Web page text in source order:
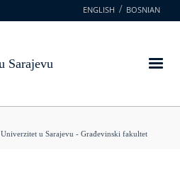
ENGLISH BOSNIAN
Sarajevu
u Sarajevu - Građevinski fakultet